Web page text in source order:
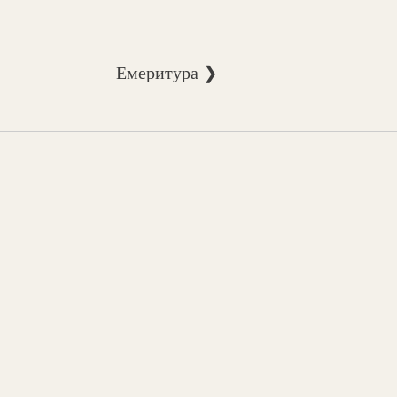
Емеритура ❯